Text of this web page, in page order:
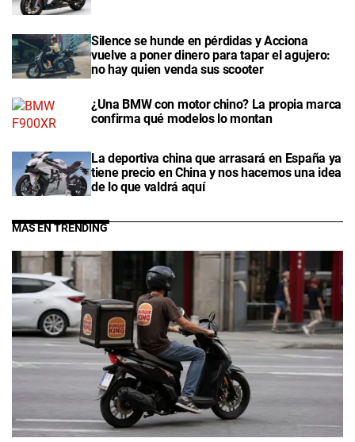
Silence se hunde en pérdidas y Acciona
vuelve a poner dinero para tapar el agujero:
no hay quien venda sus scooter
¿Una BMW con motor chino? La propia marca
confirma qué modelos lo montan
La deportiva china que arrasará en España ya
tiene precio en China y nos hacemos una idea
de lo que valdrá aquí
MÁS EN TRENDING